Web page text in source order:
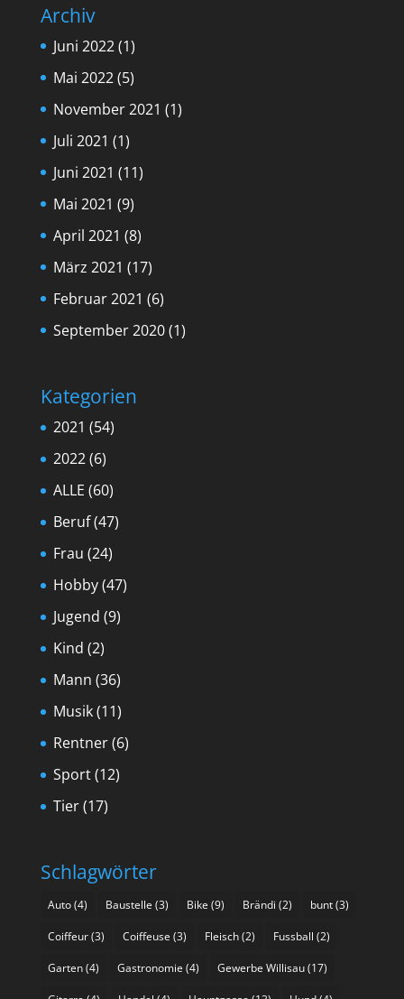
Archiv
Juni 2022(1)
Mai 2022(5)
November 2021 (1)
Juli 2021 (1)
Juni 2021 (11)
Mai 2021 (9)
April 2021 (8)
März 2021 (17)
Februar 2021 (6)
September 2020(1)
Kategorien
2021 (54)
2022(6)
ALLE (60)
Beruf(47)
Frau (24)
Hobby(47)
Jugend (9)
Kind (2)
Mann (36)
Musik(11)
Rentner(6)
Sport(12)
Tier(17)
Schlagwörter
Auto(4) Baustelle (3) Bike (9) Brändi (2) bunt(3)
Coiffeur(3) Coiffeuse (3) Fleisch(2) Fussball (2)
Garten(4) Gastronomie (4) Gewerbe Willisau(17)